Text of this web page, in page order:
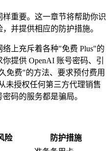
重要。这一章节将帮助你识
并提供相应的防护措施。
上充斥着各种"免费 Plus"的
提供 OpenAI 账号密码、引
免费"的方法、要求预付费用
未授权任何第三方代理销售
码的服务都是骗局。
险
防护措施